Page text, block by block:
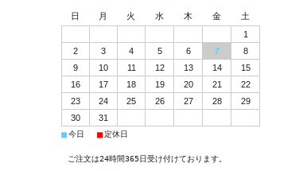
日 月 火 水 木 金
土
1
2
3 4 5 6 7
8
9
10 11 12 13 14
15
16
17 18 19 20 21
22
23
24 25 26 27 28
29
30
31
■今日 ■定休日
ご注文は24時間365日受け付けております。